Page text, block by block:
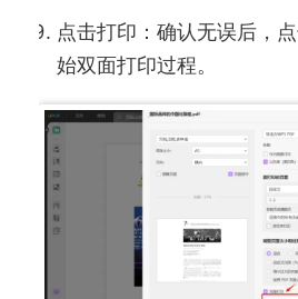
点击打印：确认无误后，
始双面打印过程。